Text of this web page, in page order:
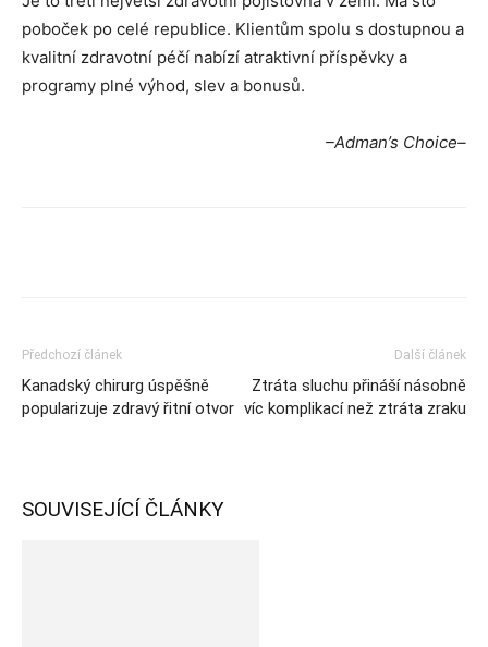
poboček po celé republice. Klientům spolu s dostupnou a
kvalitní zdravotní péčí nabízí atraktivní příspěvky a
programy plné výhod, slev a bonusů.
–Adman’s Choice–
Předchozí článek
Kanadský chirurg úspěšně
popularizuje zdravý řitní otvor
Další článek
Ztráta sluchu přináší násobně
víc komplikací než ztráta zraku
SOUVISEJÍCÍ ČLÁNKY